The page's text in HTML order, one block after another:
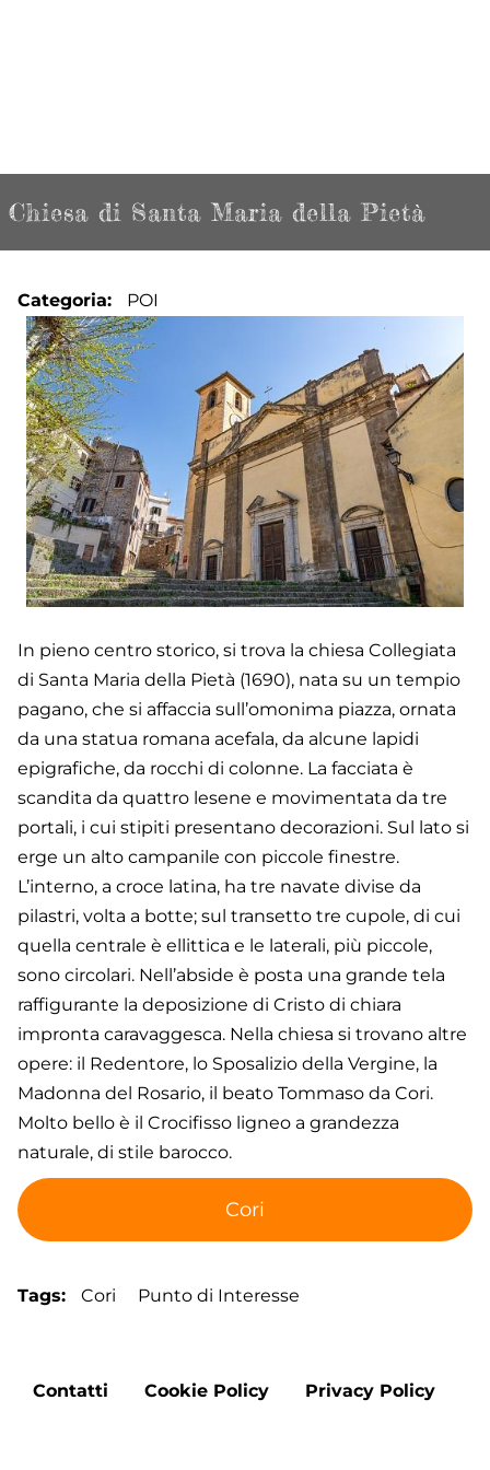
Chiesa di Santa Maria della Pietà
Categoria POI
In pieno centro storico, si trova la chiesa Collegiata
di Santa Maria della Pietà (1690), nata su un tempio
pagano, che si affaccia sull’omonima piazza, ornata
da una statua romana acefala, da alcune lapidi
epigrafiche, da rocchi di colonne. La facciata è
scandita da quattro lesene e movimentata da tre
portali, i cui stipiti presentano decorazioni. Sul lato si
erge un alto campanile con piccole finestre.
L’interno, a croce latina, ha tre navate divise da
pilastri, volta a botte; sul transetto tre cupole, di cui
quella centrale è ellittica e le laterali, più piccole,
sono circolari. Nell’abside è posta una grande tela
raffigurante la deposizione di Cristo di chiara
impronta caravaggesca. Nella chiesa si trovano altre
opere: il Redentore, lo Sposalizio della Vergine, la
Madonna del Rosario, il beato Tommaso da Cori.
Molto bello è il Crocifisso ligneo a grandezza
naturale, di stile barocco.
Cori
Tags Cori Punto di Interesse
Footer
Contatti Cookie Policy Privacy Policy